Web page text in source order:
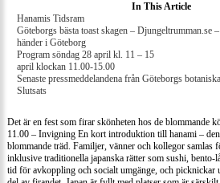
In This Article
Hanamis Tidsram
Göteborgs bästa toast skagen – Djungeltrumman.se
händer i Göteborg
Program söndag 28 april kl. 11 – 15
april klockan 11.00-15.00
Senaste pressmeddelandena från Göteborgs
Slutsats
Det är en fest som firar skönheten hos de blommande
11.00 – Invigning En kort introduktion till hanami –
blommande träd. Familjer, vänner och kollegor samlas
inklusive traditionella japanska rätter som sushi, bento-
tid för avkoppling och socialt umgänge, och picknickar